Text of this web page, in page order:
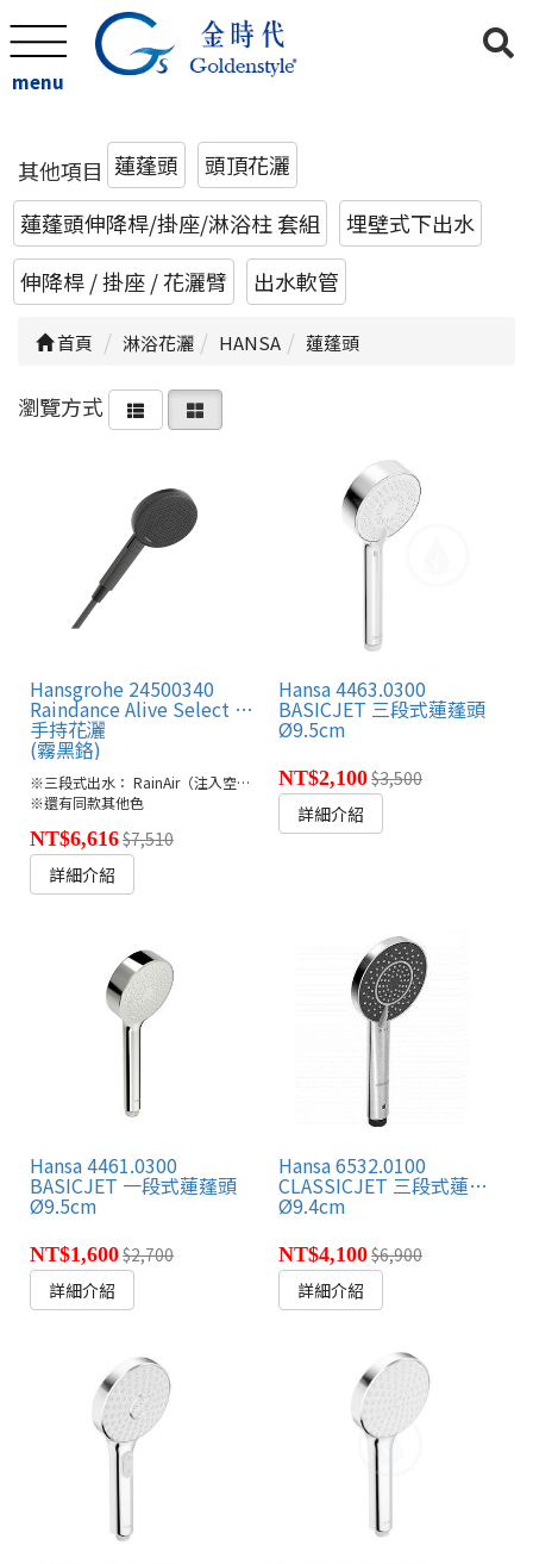
menu
其他項目 蓮蓬頭
頭頂花灑
蓮蓬頭伸降桿/掛座/淋浴柱 套組
埋壁式下出水
伸降桿 / 掛座 / 花灑臂
出水軟管
首頁 淋浴花灑 HANSA 蓮蓬頭
瀏覽方式
Hansgrohe 24500340
Raindance Alive Select S 125 3jet
手持花灑
(霧黑鉻)
※三段式出水： RainAir（注入空氣，超柔和水霧）、PowderRain（超細緻、包覆感水霧）、Massage按摩噴霧（強力、喚醒活力）
※還有同款其他色
NT$6,616$7,510
詳細介紹
Hansa 4463.0300
BASICJET 三段式蓮蓬頭
Ø9.5cm
NT$2,100$3,500
詳細介紹
Hansa 4461.0300
BASICJET 一段式蓮蓬頭
Ø9.5cm
NT$1,600$2,700
詳細介紹
Hansa 6532.0100
CLASSICJET 三段式蓮蓬頭
Ø9.4cm
NT$4,100$6,900
詳細介紹